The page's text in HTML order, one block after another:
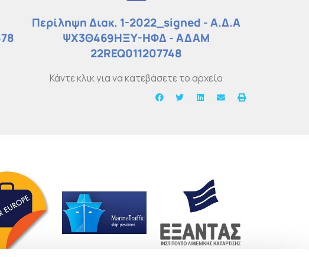
Περίληψη Διακ. 1-2022_signed - Α.Δ.Α
ΨΧ3Θ469ΗΞΥ-ΗΦΔ - ΑΔΑΜ
22REQ011207748
Κάντε κλικ για να κατεβάσετε το αρχείο